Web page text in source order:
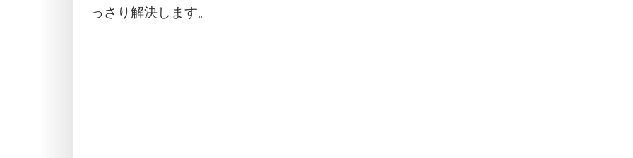
っさり解決します。